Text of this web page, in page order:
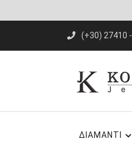
(+30) 27410
ΔΙΑΜΑΝΤΙ